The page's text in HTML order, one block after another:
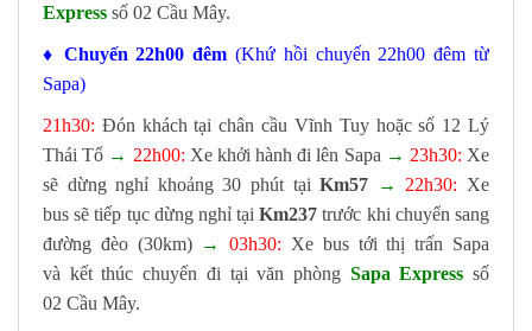
Express số 02 Cầu Mây.
♦ Chuyến 22h00 đêm (Khứ hồi chuyến 22h00 đêm từ
Sapa)
21h30: Đón khách tại chân cầu Vĩnh Tuy hoặc số 12 Lý
Thái Tổ → 22h00: Xe khởi hành đi lên Sapa → 23h30: Xe
sẽ dừng nghỉ khoảng 30 phút tạiKm57 → 22h30: Xe
bus sẽ tiếp tục dừng nghỉ tạiKm237trước khi chuyển sang
đường đèo (30km) →03h30: Xe bus tới thị trấn Sapa
và kết thúc chuyến đi tại văn phòng Sapa Express số
02 Cầu Mây.